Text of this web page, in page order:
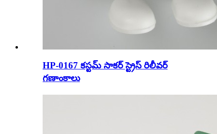
HP-0167 కస్టమ్ సాకర్ స్ట్రెస్ రిలీవర్
గణాంకాలు